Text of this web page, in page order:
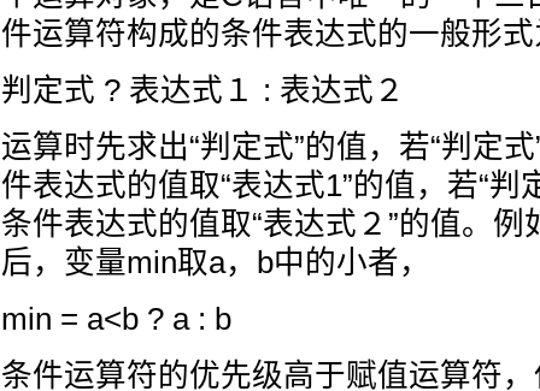
件运算符构成的条件表达式的一般形
判定式 ? 表达式１ : 表达式２
运算时先求出“判定式”的值，若“判定
件表达式的值取“表达式1”的值，若“判
条件表达式的值取“表达式２”的值。例
后，变量min取a，b中的小者，
min = a<b ? a : b
条件运算符的优先级高于赋值运算符